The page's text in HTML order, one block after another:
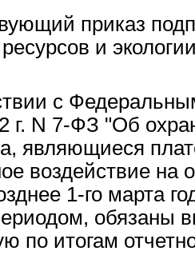
приказ
и
с
г. N 7-ФЗ "Об
являющиеся
воздействие
1-го марта
обязаны
по итогам